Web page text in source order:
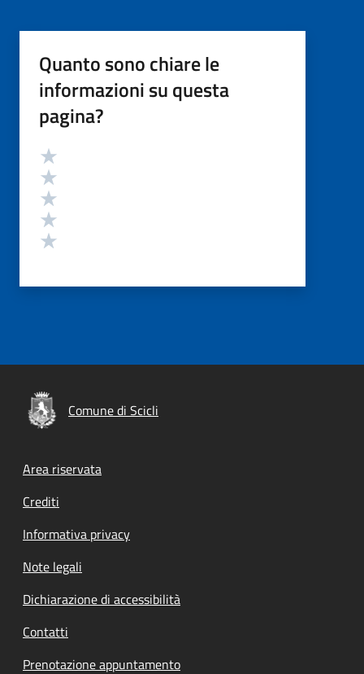
Quanto sono chiare le
informazioni su questa
pagina?
Valutazione
Comune di Scicli
Footer menu
Area riservata
Crediti
Informativa privacy
Note legali
Dichiarazione di accessibilità
Contatti
Prenotazione appuntamento